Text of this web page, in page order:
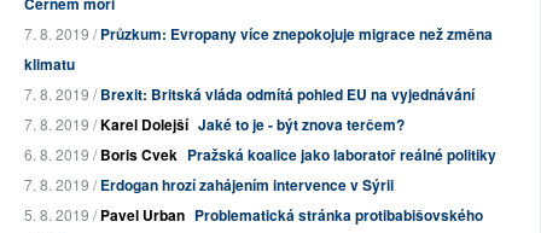
7. 8. 2019 /Průzkum: Evropany více znepokojuje migrace než změna
klimatu
7. 8. 2019 /Brexit: Britská vláda odmítá pohled EU na vyjednávání
7. 8. 2019 /Karel Dolejší Jaké to je - být znova terčem?
6. 8. 2019 /Boris Cvek Pražská koalice jako laboratoř reálné politiky
7. 8. 2019 /Erdogan hrozí zahájením intervence v Sýrii
5. 8. 2019 /Pavel Urban Problematická stránka protibabišovského